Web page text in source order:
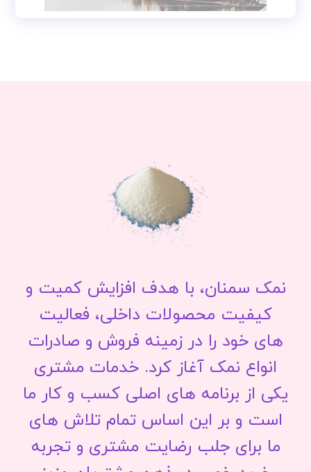
نمک سمنان، با هدف افزایش کمیت و
کیفیت محصولات داخلی، فعالیت
های خود را در زمینه فروش و صادرات
انواع نمک آغاز کرد. خدمات مشتری
یکی از برنامه های اصلی کسب و کار ما
است و بر این اساس تمام تلاش های
ما برای جلب رضایت مشتری و تجربه